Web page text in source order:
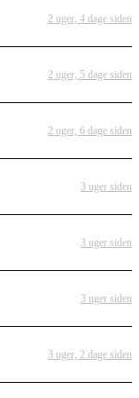
2 uger, 4 dage siden
2 uger, 5 dage siden
2 uger, 6 dage siden
3 uger siden
3 uger siden
3 uger siden
3 uger, 2 dage siden